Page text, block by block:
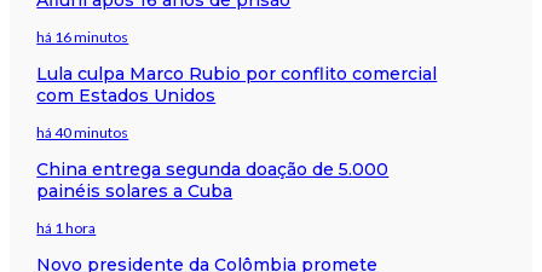
há 16 minutos
Lula culpa Marco Rubio por conflito comercial
com Estados Unidos
há 40 minutos
China entrega segunda doação de 5.000
painéis solares a Cuba
há 1 hora
Novo presidente da Colômbia promete